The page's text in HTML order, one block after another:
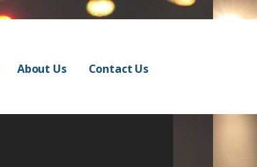
About Us Contact Us